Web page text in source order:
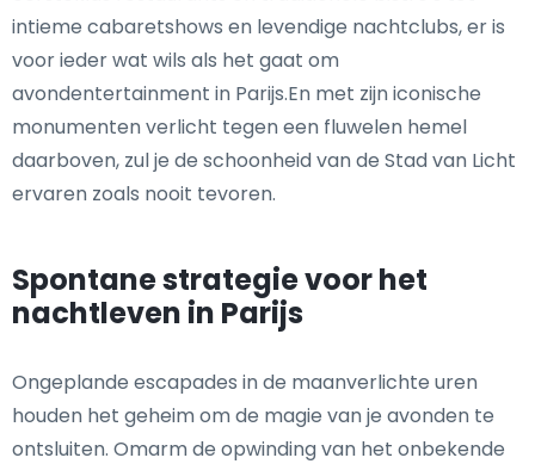
intieme cabaretshows en levendige nachtclubs, er is
voor ieder wat wils als het gaat om
avondentertainment in Parijs.En met zijn iconische
monumenten verlicht tegen een fluwelen hemel
daarboven, zul je de schoonheid van de Stad van Licht
ervaren zoals nooit tevoren.
Spontane strategie voor het
nachtleven in Parijs
Ongeplande escapades in de maanverlichte uren
houden het geheim om de magie van je avonden te
ontsluiten. Omarm de opwinding van het onbekende